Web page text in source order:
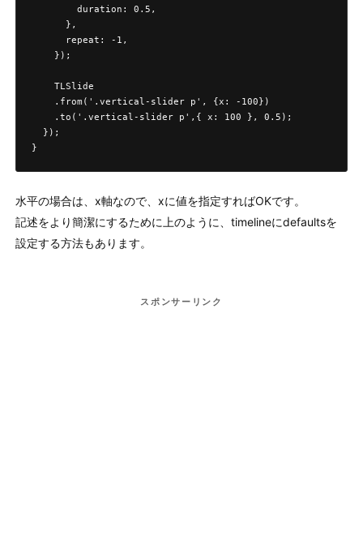
        duration: 0.5,
      },
      repeat: -1,
    });
    TLSlide
    .from('.vertical-slider p', {x: -100})
    .to('.vertical-slider p',{ x: 100 }, 0.5);
  });
}
水平の場合は、x軸なので、xに値を指定すればOKです。
記述をより簡潔にするために上のように、timelineにdefaultsを
設定する方法もあります。
スポンサーリンク